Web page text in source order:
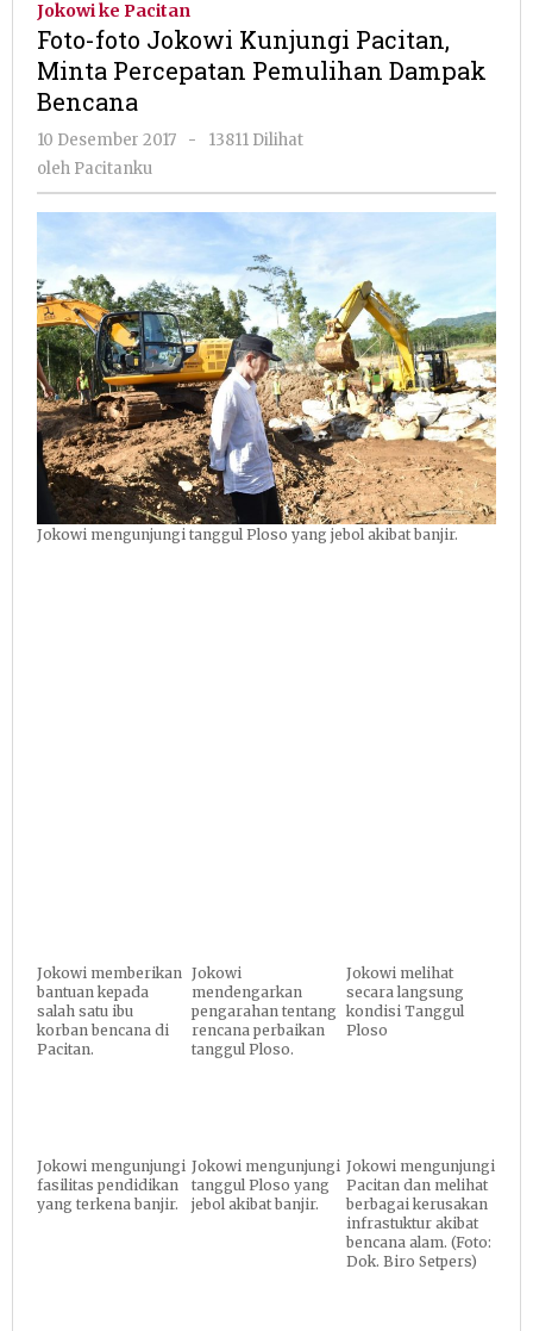
Pacitan,
Minta
Dampak
Jokowi ke Pacitan
Foto-foto Jokowi Kunjungi Pacitan,
Minta Percepatan Pemulihan Dampak
Bencana
10 Desember 2017
oleh
-
13811 Dilihat
oleh Pacitanku
Jokowi mengunjungi tanggul Ploso yang jebol akibat banjir.
Jokowi memberikan
bantuan kepada
salah satu ibu
korban bencana di
Pacitan.
Jokowi
mendengarkan
pengarahan tentang
rencana perbaikan
tanggul Ploso.
Jokowi melihat
secara langsung
kondisi Tanggul
Ploso
Jokowi mengunjungi
fasilitas pendidikan
yang terkena banjir.
Jokowi mengunjungi
tanggul Ploso yang
jebol akibat banjir.
Jokowi mengunjungi
Pacitan dan melihat
berbagai kerusakan
infrastuktur akibat
bencana alam. (Foto:
Dok. Biro Setpers)